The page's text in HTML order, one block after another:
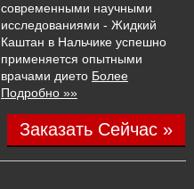
современными научными
исследованиями - Жидкий
Каштан в Нальчике успешно
применяется опытными
врачами дието Более
Подробно »»
Заказать Сейчас »